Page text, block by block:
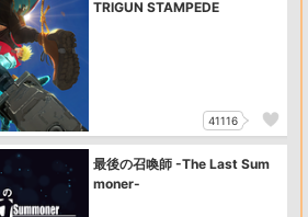
TRIGUN STAMPEDE
41116
最後の召喚師 -The Last Sum
moner-